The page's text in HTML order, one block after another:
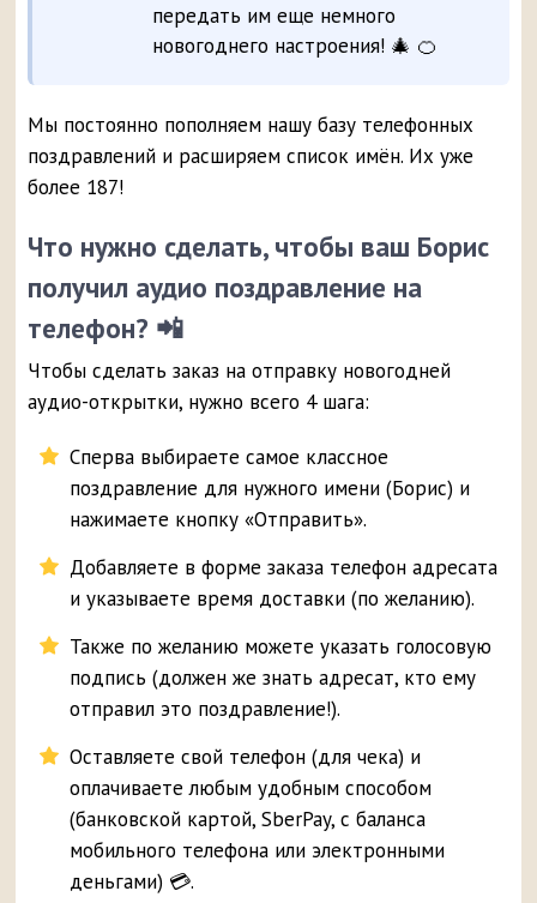
передать им еще немного
новогоднего настроения! 🎄 🍊
Мы постоянно пополняем нашу базу телефонных
поздравлений и расширяем список имён. Их уже
более 187!
Что нужно сделать, чтобы ваш Борис
получил аудио поздравление на
телефон? 📲
Чтобы сделать заказ на отправку новогодней
аудио-открытки, нужно всего 4 шага:
Сперва выбираете самое классное
поздравление для нужного имени (Борис) и
нажимаете кнопку «Отправить».
Добавляете в форме заказа телефон адресата
и указываете время доставки (по желанию).
Также по желанию можете указать голосовую
подпись (должен же знать адресат, кто ему
отправил это поздравление!).
Оставляете свой телефон (для чека) и
оплачиваете любым удобным способом
(банковской картой, SberPay, с баланса
мобильного телефона или электронными
деньгами) 💳.